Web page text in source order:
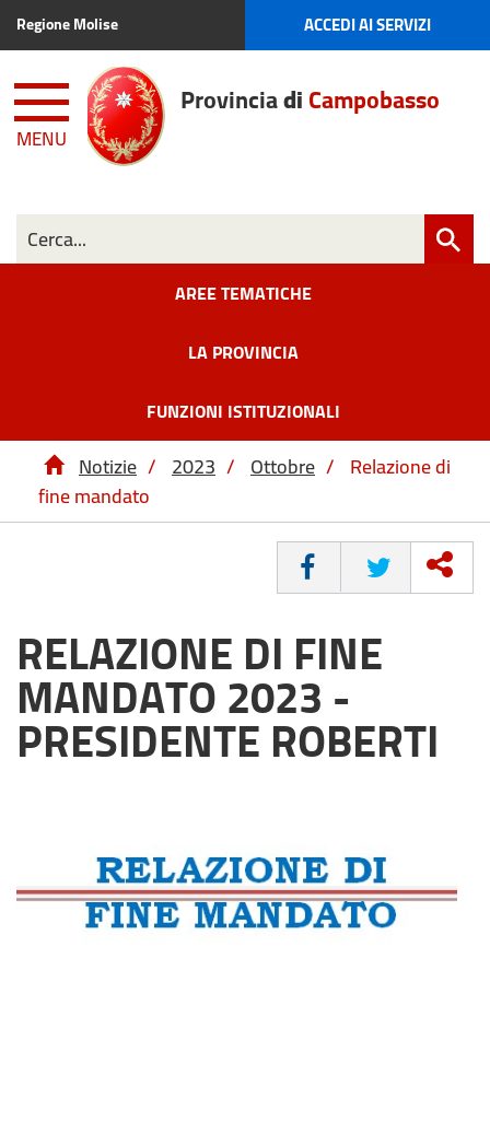
Regione Molise ACCEDI AI SERVIZI
MENU
ProvinciadiCampobasso
AREE TEMATICHE
LA PROVINCIA
FUNZIONI ISTITUZIONALI
Notizie / 2023 / Ottobre / Relazione di
fine mandato
CONDIVIDI
RELAZIONE DI FINE
MANDATO 2023 -
PRESIDENTE ROBERTI